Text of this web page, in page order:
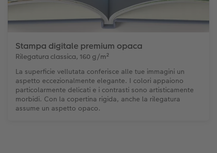
Stampa digitale premium opaca
Rilegatura classica, 160 g/m²
La superficie vellutata conferisce alle tue immagini un
aspetto eccezionalmente elegante. I colori appaiono
particolarmente delicati e i contrasti sono artisticamente
morbidi. Con la copertina rigida, anche la rilegatura
assume un aspetto opaco.